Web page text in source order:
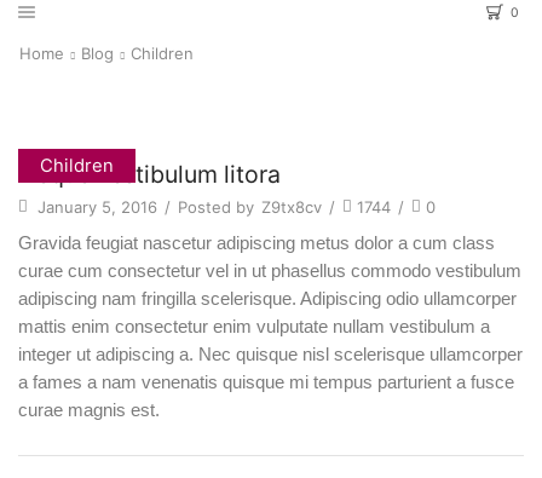
0
Home Blog Children
Children
Neque vestibulum litora
January 5, 2016 / Posted by Z9tx8cv / 1744 /
0
Gravida feugiat nascetur adipiscing metus dolor a cum class
curae cum consectetur vel in ut phasellus commodo vestibulum
adipiscing nam fringilla scelerisque. Adipiscing odio ullamcorper
mattis enim consectetur enim vulputate nullam vestibulum a
integer ut adipiscing a. Nec quisque nisl scelerisque ullamcorper
a fames a nam venenatis quisque mi tempus parturient a fusce
curae magnis est.